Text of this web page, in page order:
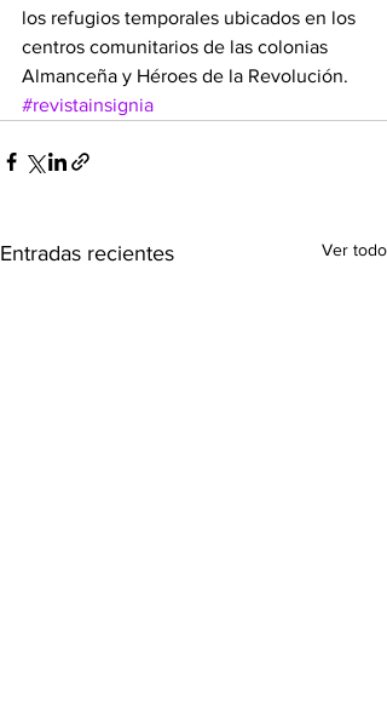
los refugios temporales ubicados en los
centros comunitarios de las colonias
Almanceña y Héroes de la Revolución.
#revistainsignia
Entradas recientes Ver todo